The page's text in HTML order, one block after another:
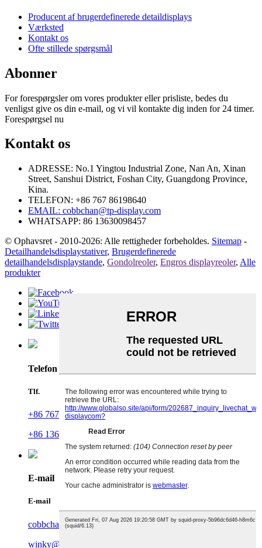
Producent af brugerdefinerede detaildisplays
Værksted
Kontakt os
Ofte stillede spørgsmål
Abonner
For forespørgsler om vores produkter eller prisliste, bedes du
venligst give os din e-mail, og vi vil kontakte dig inden for 24 timer.
Forespørgsel nu
Kontakt os
ADRESSE: No.1 Yingtou Industrial Zone, Nan An, Xinan
Street, Sanshui District, Foshan City, Guangdong Province,
Kina.
TELEFON: +86 767 86198640
EMAIL: cobbchan@tp-display.com
WHATSAPP: 86 13630098457
© Ophavsret - 2010-2026: Alle rettigheder forbeholdes. Sitemap -
Detailhandelsdisplaystativer, Brugerdefinerede
detailhandelsdisplaystande, Gondolreoler, Engros displayreoler, Alle
produkter
Telefon
Tlf.
+86 767 86198640
+86 13630098457
E-mail
E-mail
cobbchan@tp-display.com
winky@tp-display.com